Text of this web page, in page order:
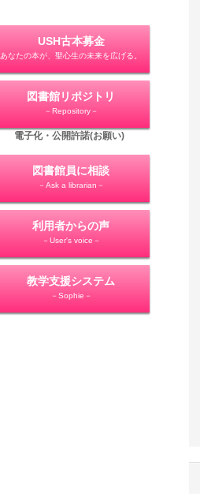
USH古本募金
あなたの本が、聖心生の未来を広げる。
図書館リポジトリ
－Repository－
電子化・公開許諾(お願い)
図書館員に相談
－Ask a librarian－
利用者からの声
－User's voice－
教学支援システム
－Sophie－